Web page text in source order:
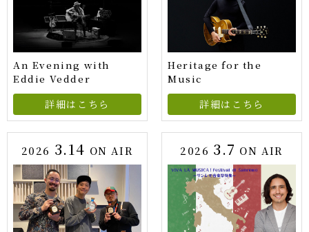
An Evening with
Eddie Vedder
詳細はこちら
Heritage for the
Music
詳細はこちら
2026 3.14 ON AIR 2026 3.7 ON AIR